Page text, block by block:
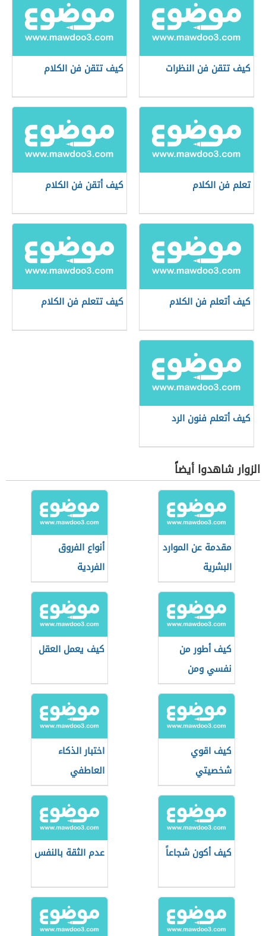
كيف تتقن فن النظرات كيف تتقن فن الكلام
تعلم فن الكلام كيف أتقن فن الكلام
كيف أتعلم فن الكلام كيف تتعلم فن الكلام
كيف أتعلم فنون الرد
الزوار شاهدوا أيضاً
مقدمة عن الموارد
البشرية
أنواع الفروق
الفردية
كيف أطور من
نفسي ومن
شخصيتي
كيف يعمل العقل
كيف اقوي
شخصيتي
اختبار الذكاء
العاطفي
كيف أكون شجاعاً عدم الثقة بالنفس